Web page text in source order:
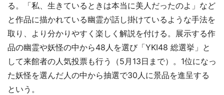
る。「私、生きているときは本当に美人だったのよ」など
と作品に描かれている幽霊が話し掛けているような手法を
取り、より分かりやすく楽しく解説を付ける。展示する作
品の幽霊や妖怪の中から48人を選び「YKI48 総選挙」と
して来館者の人気投票も行う（5月13日まで）。1位になっ
た妖怪を選んだ人の中から抽選で30人に景品を進呈する
という。